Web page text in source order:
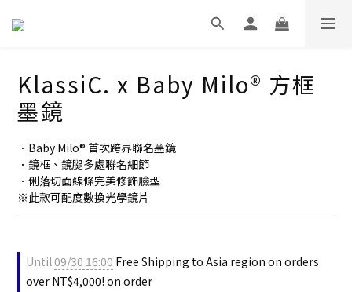
KlassiC. x Baby Milo® 方框
墨鏡
．Baby Milo® 首次跨界聯名墨鏡
．鏡框、鏡腿多處聯名細節
．俐落切面線條完美修飾臉型
※此款可配度數換光學鏡片
Until09/30 16:00 Free Shipping to Asia region on orders
over NT$4,000! on order